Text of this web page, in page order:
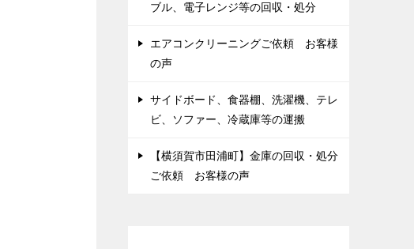
ブル、電子レンジ等の回収・処分
エアコンクリーニングご依頼 お客様
の声
サイドボード、食器棚、洗濯機、テレ
ビ、ソファー、冷蔵庫等の運搬
【横須賀市田浦町】金庫の回収・処分
ご依頼 お客様の声